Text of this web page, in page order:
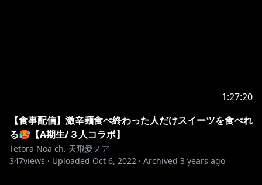
1:27:20
【食事配信】激辛麺食べ終わった人だけスイーツを食べれ
る🥵【A期生/３人コラボ】
Tetora Noa ch. 天飛愛ノア
347views · Uploaded Oct 6, 2022 · Archived 3 years ago